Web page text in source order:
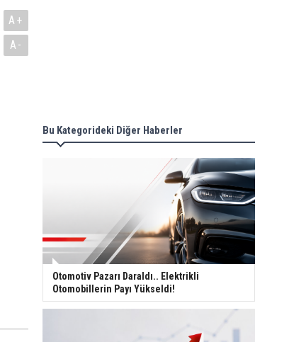
A+
A-
Bu Kategorideki Diğer Haberler
Otomotiv Pazarı Daraldı.. Elektrikli
Otomobillerin Payı Yükseldi!